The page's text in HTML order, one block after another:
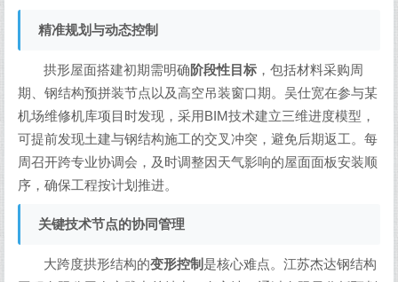
精准规划与动态控制
拱形屋面搭建初期需明确阶段性目标 ，包括材料采购周
期、钢结构预拼装节点以及高空吊装窗口期。吴仕宽在参与某
机场维修机库项目时发现，采用BIM技术建立三维进度模型，
可提前发现土建与钢结构施工的交叉冲突，避免后期返工。每
周召开跨专业协调会，及时调整因天气影响的屋面面板安装顺
序，确保工程按计划推进。
关键技术节点的协同管理
大跨度拱形结构的变形控制 是核心难点。江苏杰达钢结构